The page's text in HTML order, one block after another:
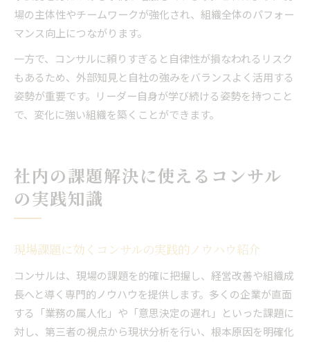
場の主体性やチームワークが強化され、組織全体のパフォー
マンス向上につながります。
一方で、コンサルに頼りすぎると自律性が損なわれるリスク
もあるため、外部知見と自社の強みをバランスよく活用する
姿勢が重要です。リーダー自身が学び続ける姿勢を持つこと
で、変化に強い組織を築くことができます。
社内の課題解決に使えるコンサル
の実践知識
現場課題に効くコンサルの実践的ノウハウ紹介
コンサルは、現場の課題を的確に把握し、経営改善や組織成
長へと導く専門的ノウハウを提供します。多くの企業が直面
する「業務の属人化」や「意思決定の遅れ」といった課題に
対し、第三者の視点から現状分析を行い、根本原因を明確化